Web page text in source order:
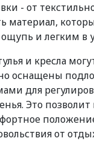
- от
материал,
и легким в
и кресла
оснащены
для
Это
от